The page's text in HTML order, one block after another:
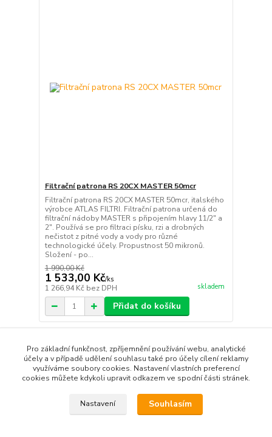
Filtrační patrona RS 20CX MASTER 50mcr
Filtrační patrona RS 20CX MASTER 50mcr, italského
výrobce ATLAS FILTRI. Filtrační patrona určená do
filtrační nádoby MASTER s připojením hlavy 11/2" a
2". Používá se pro filtraci písku, rzi a drobných
nečistot z pitné vody a vody pro různé
technologické účely. Propustnost 50 mikronů.
Složení - po...
1 990,00 Kč
1 533,00 Kč/ks
1 266,94 Kč bez DPH skladem
Přidat do košíku
strana z 1
Pro základní funkčnost, zpříjemnění používání webu, analytické
účely a v případě udělení souhlasu také pro účely cílení reklamy
využíváme soubory cookies. Nastavení vlastních preferencí
cookies můžete kdykoli upravit odkazem ve spodní části stránek.
Nastavení Souhlasím